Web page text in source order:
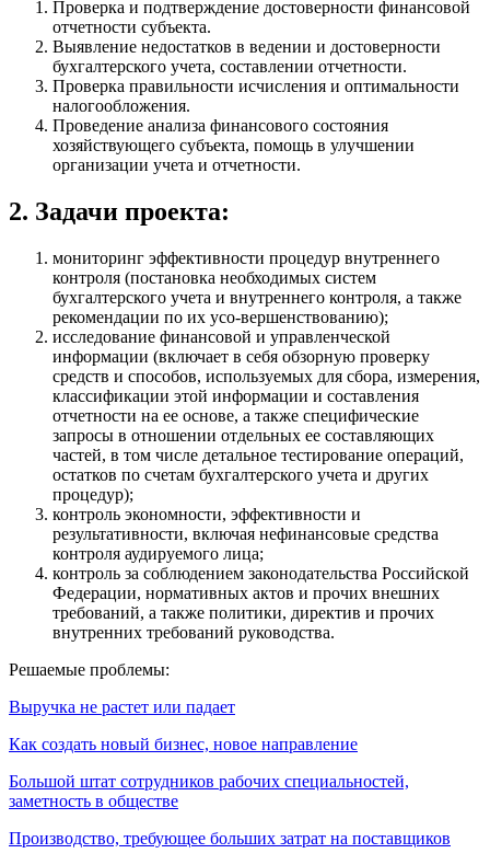
Проверка и подтверждение достоверности финансовой
отчетности субъекта.
Выявление недостатков в ведении и достоверности
бухгалтерского учета, составлении отчетности.
Проверка правильности исчисления и оптимальности
налогообложения.
Проведение анализа финансового состояния
хозяйствующего субъекта, помощь в улучшении
организации учета и отчетности.
2. Задачи проекта:
мониторинг эффективности процедур внутреннего
контроля (постановка необходимых систем
бухгалтерского учета и внутреннего контроля, а также
рекомендации по их усо-вершенствованию);
исследование финансовой и управленческой
информации (включает в себя обзорную проверку
средств и способов, используемых для сбора, измерения,
классификации этой информации и составления
отчетности на ее основе, а также специфические
запросы в отношении отдельных ее составляющих
частей, в том числе детальное тестирование операций,
остатков по счетам бухгалтерского учета и других
процедур);
контроль экономности, эффективности и
результативности, включая нефинансовые средства
контроля аудируемого лица;
контроль за соблюдением законодательства Российской
Федерации, нормативных актов и прочих внешних
требований, а также политики, директив и прочих
внутренних требований руководства.
Решаемые проблемы:
Выручка не растет или падает
Как создать новый бизнес, новое направление
Большой штат сотрудников рабочих специальностей,
заметность в обществе
Производство, требующее больших затрат на поставщиков